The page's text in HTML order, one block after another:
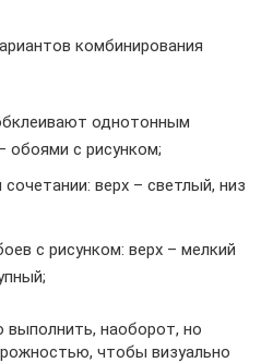
комбинирования
однотонным
обоями с рисунком;
верх – светлый, низ
с рисунком: верх – мелкий
выполнить, наоборот, но
чтобы визуально